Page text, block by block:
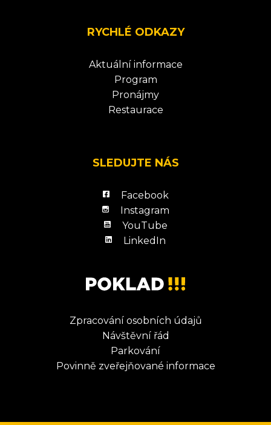
RYCHLÉ ODKAZY
Aktuální informace
Program
Pronájmy
Restaurace
SLEDUJTE NÁS
Facebook
Instagram
YouTube
LinkedIn
Zpracování osobních údajů
Návštěvní řád
Parkování
Povinně zveřejňované informace